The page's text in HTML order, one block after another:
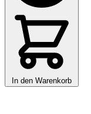
In den Warenkorb